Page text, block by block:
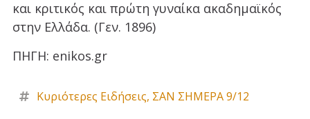
και κριτικός και πρώτη γυναίκα ακαδημαϊκός
στην Ελλάδα. (Γεν. 1896)
ΠΗΓΗ: enikos.gr
Κυριότερες Ειδήσεις, ΣΑΝ ΣΗΜΕΡΑ 9/12